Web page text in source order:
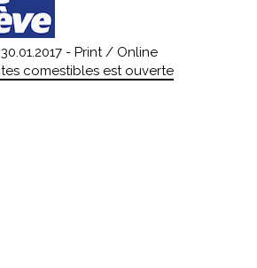
- Print / Online
comestibles est ouverte